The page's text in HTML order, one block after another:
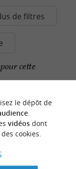
de filtres
cette
le dépôt de
.
vidéosdont
cookies.